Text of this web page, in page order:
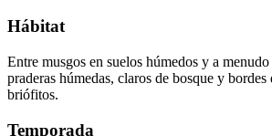
Hábitat
Entre musgos en suelos húmedos y a
praderas húmedas, claros de bosque y bordes
briófitos.
Temporada